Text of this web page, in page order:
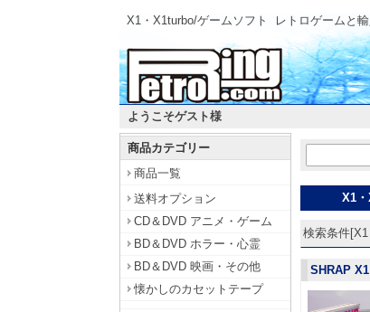
X1・X1turbo/ゲームソフト レトロゲームと
ようこそゲスト様
商品カテゴリー
商品一覧
送料オプション
CD＆DVD アニメ・ゲーム
BD＆DVD ホラー・心霊
BD＆DVD 映画・その他
懐かしのカセットテープ
X1
検索条件
SHRAP